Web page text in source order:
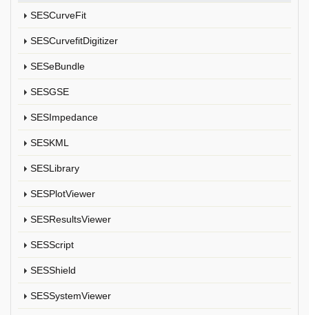
SESCurveFit
SESCurvefitDigitizer
SESeBundle
SESGSE
SESImpedance
SESKML
SESLibrary
SESPlotViewer
SESResultsViewer
SESScript
SESShield
SESSystemViewer